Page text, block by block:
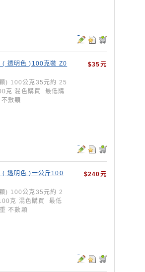
$35元
( 透明色 )100克裝 Z0
) 100公克35元約 25
克 混色購買 最低購
數顆
$240元
( 透明色 )一公斤100
) 100公克35元約 2
克 混色購買 最低
不數顆